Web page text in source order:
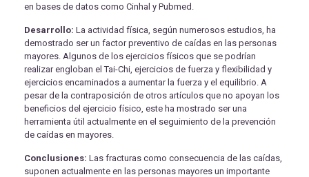
en bases de datos como Cinhal y Pubmed.
Desarrollo: La actividad física, según numerosos estudios, ha
demostrado ser un factor preventivo de caídas en las personas
mayores. Algunos de los ejercicios físicos que se podrían
realizar engloban el Tai-Chi, ejercicios de fuerza y flexibilidad y
ejercicios encaminados a aumentar la fuerza y el equilibrio. A
pesar de la contraposición de otros artículos que no apoyan los
beneficios del ejercicio físico, este ha mostrado ser una
herramienta útil actualmente en el seguimiento de la prevención
de caídas en mayores.
Conclusiones: Las fracturas como consecuencia de las caídas,
suponen actualmente en las personas mayores un importante